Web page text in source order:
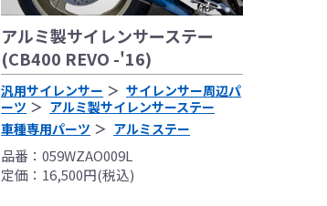
アルミ製サイレンサーステー
(CB400 REVO -'16)
汎用サイレンサー
サイレンサー周辺パ
ーツ
アルミ製サイレンサーステー
車種専用パーツ
アルミステー
品番：059WZAO009L
定価：16,500円(税込)